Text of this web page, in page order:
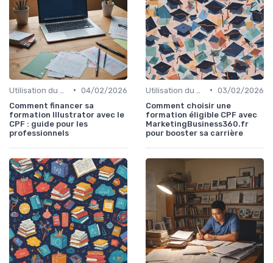
• 04/02/2026
Comment financer sa
formation Illustrator avec le
CPF : guide pour les
professionnels
• 03/02/2026
Comment choisir une
formation éligible CPF avec
MarketingBusiness360.fr
pour booster sa carrière